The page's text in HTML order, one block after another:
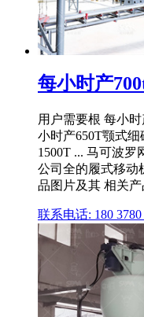
每小时产
用户需要根 每小
小时产650T颚式
1500T ... 马可波
公司全的履式移动
品图片及其 相关产
联系电话: 180 3780